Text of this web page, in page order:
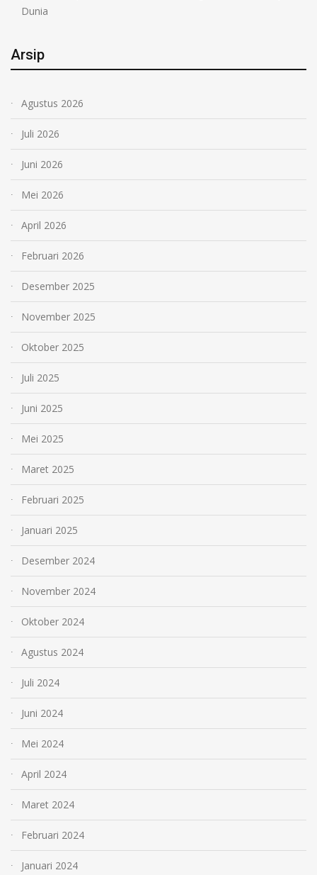
Dunia
Arsip
Agustus 2026
Juli 2026
Juni 2026
Mei 2026
April 2026
Februari 2026
Desember 2025
November 2025
Oktober 2025
Juli 2025
Juni 2025
Mei 2025
Maret 2025
Februari 2025
Januari 2025
Desember 2024
November 2024
Oktober 2024
Agustus 2024
Juli 2024
Juni 2024
Mei 2024
April 2024
Maret 2024
Februari 2024
Januari 2024